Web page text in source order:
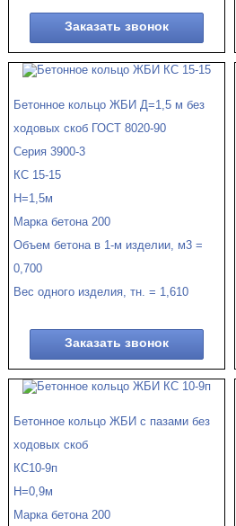
Заказать звонок
Бетонное кольцо ЖБИ Д=1,5 м без
ходовых скоб ГОСТ 8020-90
Серия 3900-3
КС 15-15
Н=1,5м
Марка бетона 200
Объем бетона в 1-м изделии, м3 =
0,700
Вес одного изделия, тн. = 1,610
Заказать звонок
Бетонное кольцо ЖБИ c пазами без
ходовых скоб
КС10-9п
Н=0,9м
Марка бетона 200